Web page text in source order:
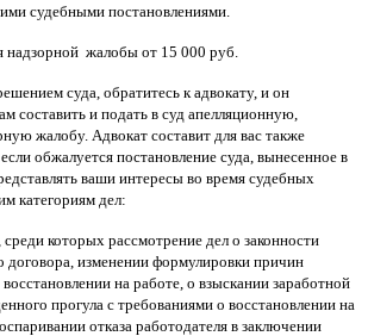
судебными постановлениями.
надзорной жалобы от 15 000 руб.
суда, обратитесь к адвокату, и он
составить и подать в суд апелляционную,
жалобу. Адвокат составит для вас также
обжалуется постановление суда, вынесенное в
ваши интересы во время судебных
категориям дел:
которых рассмотрение дел о законности
договора, изменении формулировки причин
на работе, о взыскании заработной
прогула с требованиями о восстановлении на
отказа работодателя в заключении